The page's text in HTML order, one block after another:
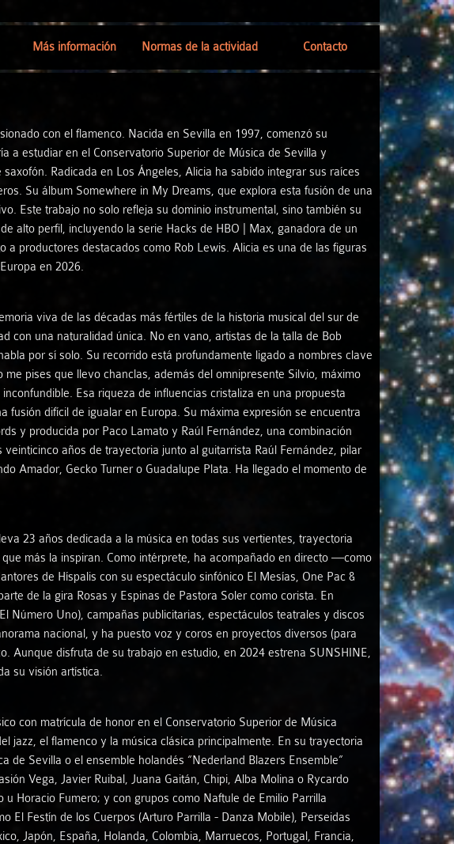
Más información
Horarios y acceso
Normas de la actividad
Descargas
Otras ediciones
Créditos
Vídeos
Normas de la actividad Contacto
con el flamenco. Nacida en Sevilla en 1997, comenzó su
a estudiar en el Conservatorio Superior de Música de Sevilla y
Radicada en Los Ángeles, Alicia ha sabido integrar sus raíces
Su álbum Somewhere in My Dreams, que explora esta fusión de una
Este trabajo no solo refleja su dominio instrumental, sino también su
alto perfil, incluyendo la serie Hacks de HBO | Max, ganadora de un
productores destacados como Rob Lewis. Alicia es una de las figuras
en 2026.
viva de las décadas más fértiles de la historia musical del sur de
con una naturalidad única. No en vano, artistas de la talla de Bob
por sí solo. Su recorrido está profundamente ligado a nombres clave
pises que llevo chanclas, además del omnipresente Silvio, máximo
Esa riqueza de influencias cristaliza en una propuesta
fusión difícil de igualar en Europa. Su máxima expresión se encuentra
y producida por Paco Lamato y Raúl Fernández, una combinación
años de trayectoria junto al guitarrista Raúl Fernández, pilar
Amador, Gecko Turner o Guadalupe Plata. Ha llegado el momento de
23 años dedicada a la música en todas sus vertientes, trayectoria
más la inspiran. Como intérprete, ha acompañado en directo —como
de Híspalis con su espectáculo sinfónico El Mesías, One Pac &
de la gira Rosas y Espinas de Pastora Soler como corista. En
Número Uno), campañas publicitarias, espectáculos teatrales y discos
nacional, y ha puesto voz y coros en proyectos diversos (para
Aunque disfruta de su trabajo en estudio, en 2024 estrena SUNSHINE,
su visión artística.
con matrícula de honor en el Conservatorio Superior de Música
jazz, el flamenco y la música clásica principalmente. En su trayectoria
de Sevilla o el ensemble holandés “Nederland Blazers Ensemble”
Vega, Javier Ruibal, Juana Gaitán, Chipi, Alba Molina o Rycardo
Horacio Fumero; y con grupos como Naftule de Emilio Parrilla
El Festín de los Cuerpos (Arturo Parrilla - Danza Mobile), Perseidas
Japón, España, Holanda, Colombia, Marruecos, Portugal, Francia,